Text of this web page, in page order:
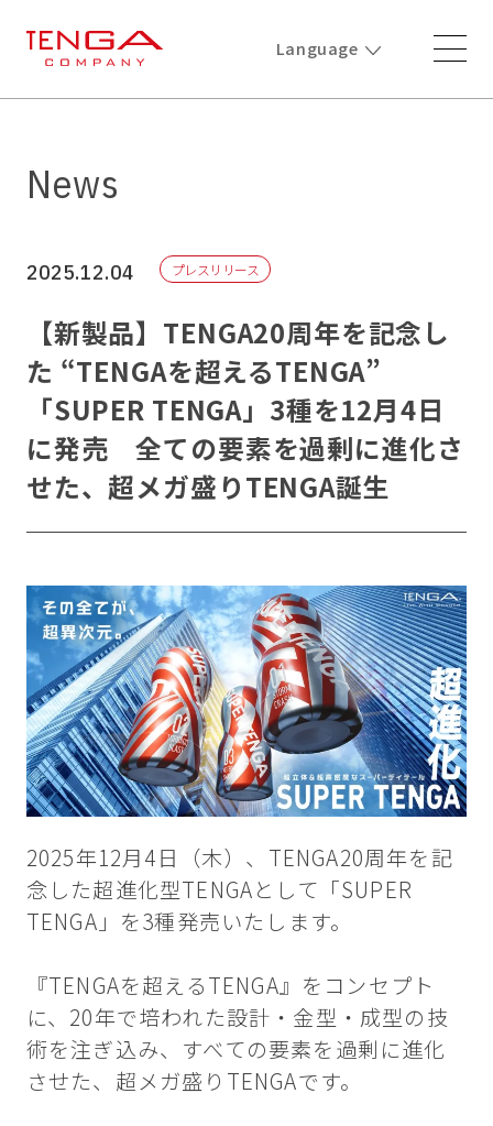
Language
News
2025.12.04 プレスリリース
【新製品】TENGA20周年を記念し
た “TENGAを超えるTENGA”
「SUPER TENGA」3種を12月4日
に発売 全ての要素を過剰に進化さ
せた、超メガ盛りTENGA誕生
2025年12月4日（木）、TENGA20周年を記
念した超進化型TENGAとして「SUPER
TENGA」を3種発売いたします。
『TENGAを超えるTENGA』をコンセプト
に、20年で培われた設計・金型・成型の技
術を注ぎ込み、すべての要素を過剰に進化
させた、超メガ盛りTENGAです。